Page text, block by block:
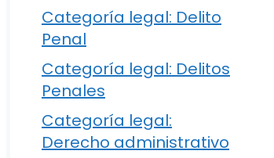
Categoría legal: Delito
Penal
Categoría legal: Delitos
Penales
Categoría legal:
Derecho administrativo